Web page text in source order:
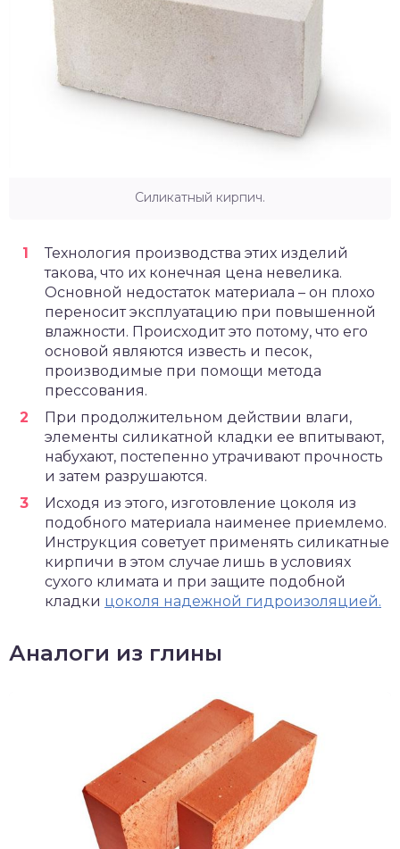
Силикатный кирпич.
Технология производства этих изделий
такова, что их конечная цена невелика.
Основной недостаток материала – он плохо
переносит эксплуатацию при повышенной
влажности. Происходит это потому, что его
основой являются известь и песок,
производимые при помощи метода
прессования.
При продолжительном действии влаги,
элементы силикатной кладки ее впитывают,
набухают, постепенно утрачивают прочность
и затем разрушаются.
Исходя из этого, изготовление цоколя из
подобного материала наименее приемлемо.
Инструкция советует применять силикатные
кирпичи в этом случае лишь в условиях
сухого климата и при защите подобной
кладки цоколя надежной гидроизоляцией.
Аналоги из глины